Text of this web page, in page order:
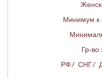
Минимум к
Гр-во
РФ/ СНГ/